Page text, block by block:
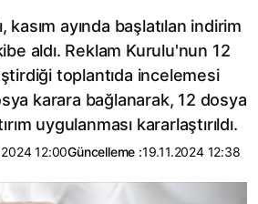
kasım ayında başlatılan indirim
aldı. Reklam Kurulu'nun 12
toplantıda incelemesi
karara bağlanarak, 12 dosya
uygulanması kararlaştırıldı.
12:00Güncelleme :19.11.2024 12:38